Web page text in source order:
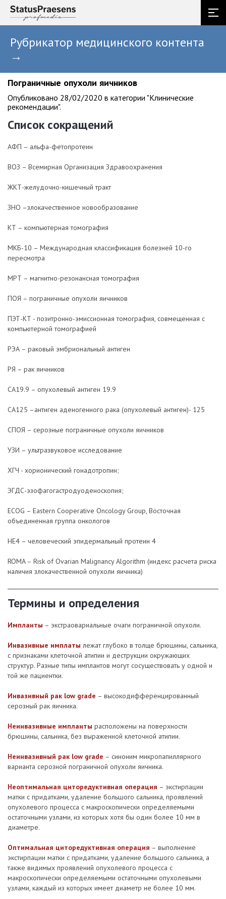
Рубрикатор медицинского контента
→
Пограничные опухоли яичников
Опубликовано 28/02/2020 в категории "Клинические
рекомендации".
Список сокращений
AФП – альфа-фетопротеин
ВОЗ – Всемирная Организация Здравоохранения
ЖКТ-желудочно-кишечный тракт
ЗНО –злокачественное новообразование
КТ – компьютерная томография
МКБ-10 – Международная классификация болезней 10-го
пересмотра
МРТ – магнитно-резонансная томография
ПОЯ – пограничные опухоли яичников
ПЭТ-КТ - позитронно-эмиссионная томография, совмещенная с
компьютерной томографией
РЭА – раковый эмбриональный антиген
РЯ – рак яичников
СА19.9 – опухолевый антиген 19.9
СА125 –антиген аденогенного рака (опухолевый антиген)- 125
СПОЯ – серозные пограничные опухоли яичников
УЗИ – ультразвуковое исследование
ХГЧ - хорионический гонадотропин;
ЭГДС-эзофагогастродуоденоскопия;
ECOG – Eastern Cooperative Oncology Group, Восточная
объединенная группа онкологов
HE4 – человеческий эпидермальный протеин 4
ROMA – Risk of Ovarian Malignancy Algorithm (индекс расчета риска
наличия злокачественной опухоли яичника)
Термины и определения
Импланты – экстраовариальные очаги пограничной опухоли.
Инвазивные имплаты лежат глубоко в толще брюшины, сальника,
с признаками клеточной атипии и деструкции окружающих
структур. Разные типы имплантов могут сосуществовать у одной и
той же пациентки.
Инвазивный рак low grade – высокодифференцированный
серозный рак яичника.
Неинвазивные импланты расположены на поверхности
брюшины, сальника, без выраженной клеточной атипии.
Неинвазивный рак low grade – синоним микропапиллярного
варианта серозной пограничной опухоли яичника.
Неоптимальная циторедуктивная операция – экстирпации
матки с придатками, удаление большого сальника, проявлений
опухолевого процесса с макроскопически определяемыми
остаточными узлами, из которых хотя бы один более 10 мм в
диаметре.
Оптимальная циторедуктивная операция – выполнение
экстирпации матки с придатками, удаление большого сальника, а
также видимых проявлений опухолевого процесса с
макроскопически определяемыми остаточными опухолевыми
узлами, каждый из которых имеет диаметр не более 10 мм.